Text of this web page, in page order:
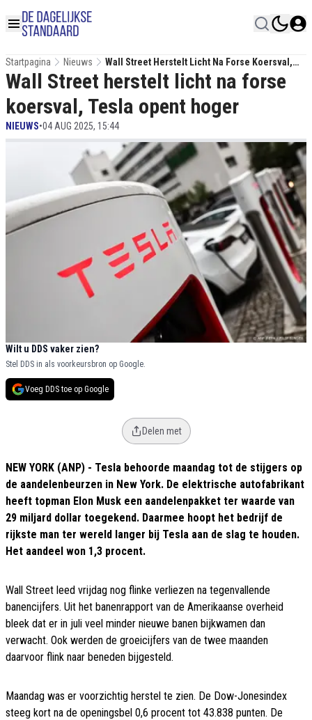
Startpagina Nieuws
Wall Street Herstelt Licht Na Forse Koersval,
Tesla Opent Hoger
Wall Street herstelt licht na forse
koersval, Tesla opent hoger
NIEUWS•04 AUG 2025, 15:44
Wilt u DDS vaker zien?
Stel DDS in als voorkeursbron op Google.
Voeg DDS toe op Google
Delen met
NEW YORK (ANP) - Tesla behoorde maandag tot de stijgers op
de aandelenbeurzen in New York. De elektrische autofabrikant
heeft topman Elon Musk een aandelenpakket ter waarde van
29 miljard dollar toegekend. Daarmee hoopt het bedrijf de
rijkste man ter wereld langer bij Tesla aan de slag te houden.
Het aandeel won 1,3 procent.
Wall Street leed vrijdag nog flinke verliezen na tegenvallende
banencijfers. Uit het banenrapport van de Amerikaanse overheid
bleek dat er in juli veel minder nieuwe banen bijkwamen dan
verwacht. Ook werden de groeicijfers van de twee maanden
daarvoor flink naar beneden bijgesteld.
Maandag was er voorzichtig herstel te zien. De Dow-Jonesindex
steeg kort na de openingsbel 0,6 procent tot 43.838 punten. De